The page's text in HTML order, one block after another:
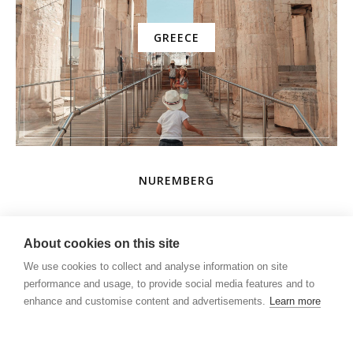
GREECE
NUREMBERG
About cookies on this site
We use cookies to collect and analyse information on site
performance and usage, to provide social media features and to
enhance and customise content and advertisements. Learn more